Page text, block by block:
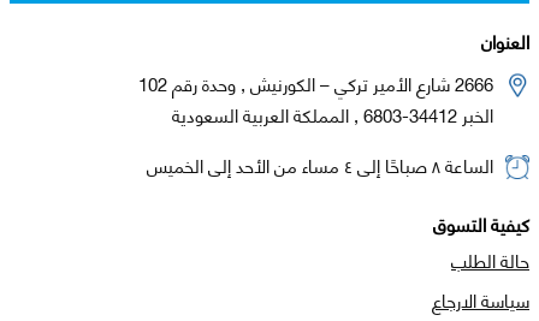
العنوان
2666 شارع الأمير تركي – الكورنيش , وحدة رقم 102
الخبر 34412-6803 , المملكة العربية السعودية
الساعة ٨ صباحًا إلى ٤ مساء من الأحد إلى الخميس
كيفية التسوق
حالة الطلب
سياسة الارجاع